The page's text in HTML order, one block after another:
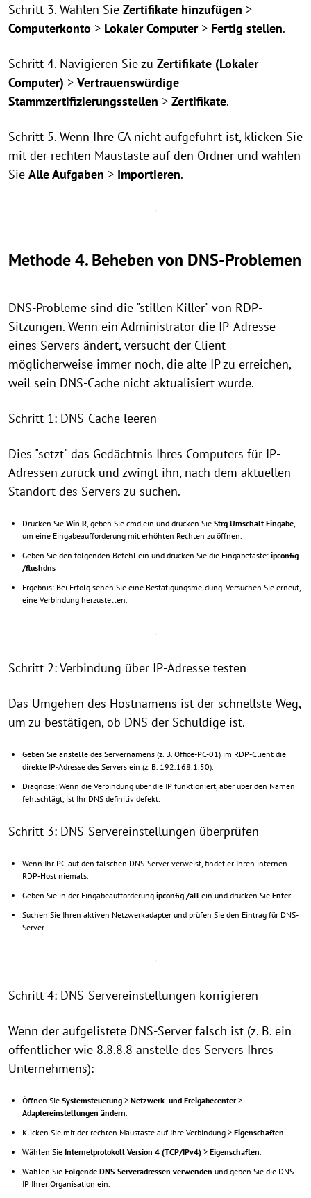
Schritt 3. Wählen Sie Zertifikate hinzufügen >
Computerkonto > Lokaler Computer> Fertig stellen.
Schritt 4. Navigieren Sie zu Zertifikate (Lokaler
Computer) > Vertrauenswürdige
Stammzertifizierungsstellen > Zertifikate.
Schritt 5. Wenn Ihre CA nicht aufgeführt ist, klicken Sie
mit der rechten Maustaste auf den Ordner und wählen
Sie Alle Aufgaben > Importieren.
Methode 4. Beheben von DNS-Problemen
DNS-Probleme sind die "stillen Killer" von RDP-
Sitzungen. Wenn ein Administrator die IP-Adresse
eines Servers ändert, versucht der Client
möglicherweise immer noch, die alte IP zu erreichen,
weil sein DNS-Cache nicht aktualisiert wurde.
Schritt 1: DNS-Cache leeren
Dies "setzt" das Gedächtnis Ihres Computers für IP-
Adressen zurück und zwingt ihn, nach dem aktuellen
Standort des Servers zu suchen.
Drücken Sie Win R, geben Sie cmd ein und drücken Sie Strg Umschalt Eingabe,
um eine Eingabeaufforderung mit erhöhten Rechten zu öffnen.
Geben Sie den folgenden Befehl ein und drücken Sie die Eingabetaste: ipconfig
/flushdns
Ergebnis: Bei Erfolg sehen Sie eine Bestätigungsmeldung. Versuchen Sie erneut,
eine Verbindung herzustellen.
Schritt 2: Verbindung über IP-Adresse testen
Das Umgehen des Hostnamens ist der schnellste Weg,
um zu bestätigen, ob DNS der Schuldige ist.
Geben Sie anstelle des Servernamens (z. B. Office-PC-01) im RDP-Client die
direkte IP-Adresse des Servers ein (z. B. 192.168.1.50).
Diagnose: Wenn die Verbindung über die IP funktioniert, aber über den Namen
fehlschlägt, ist Ihr DNS definitiv defekt.
Schritt 3: DNS-Servereinstellungen überprüfen
Wenn Ihr PC auf den falschen DNS-Server verweist, findet er Ihren internen
RDP-Host niemals.
Geben Sie in der Eingabeaufforderung ipconfig /all ein und drücken Sie Enter.
Suchen Sie Ihren aktiven Netzwerkadapter und prüfen Sie den Eintrag für DNS-
Server.
Schritt 4: DNS-Servereinstellungen korrigieren
Wenn der aufgelistete DNS-Server falsch ist (z. B. ein
öffentlicher wie 8.8.8.8 anstelle des Servers Ihres
Unternehmens):
Öffnen Sie Systemsteuerung > Netzwerk- und Freigabecenter>
Adaptereinstellungen ändern.
Klicken Sie mit der rechten Maustaste auf Ihre Verbindung > Eigenschaften.
Wählen Sie Internetprotokoll Version 4 (TCP/IPv4) > Eigenschaften.
Wählen Sie Folgende DNS-Serveradressen verwenden und geben Sie die DNS-
IP Ihrer Organisation ein.